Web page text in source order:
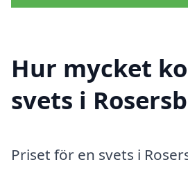
Hur mycket
svets i
Priset för en svets i